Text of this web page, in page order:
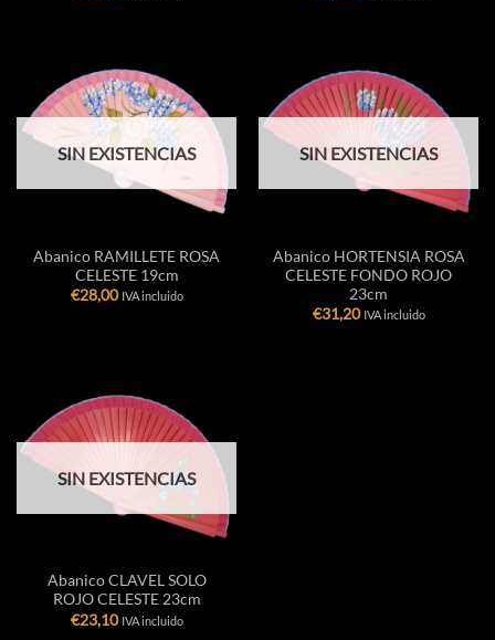
SIN EXISTENCIAS
Abanico RAMILLETE ROSA
CELESTE 19cm
€28,00 IVA incluido
SIN EXISTENCIAS
Abanico HORTENSIA ROSA
CELESTE FONDO ROJO
23cm
€31,20 IVA incluido
SIN EXISTENCIAS
Abanico CLAVEL SOLO
ROJO CELESTE 23cm
€23,10 IVA incluido